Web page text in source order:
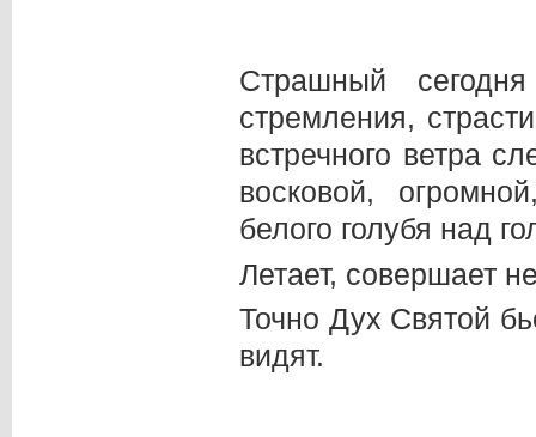
Страшный
стремления,
встречного ветра
восковой,
белого голубя над
Летает, совершает
Точно Дух Святой
видят.